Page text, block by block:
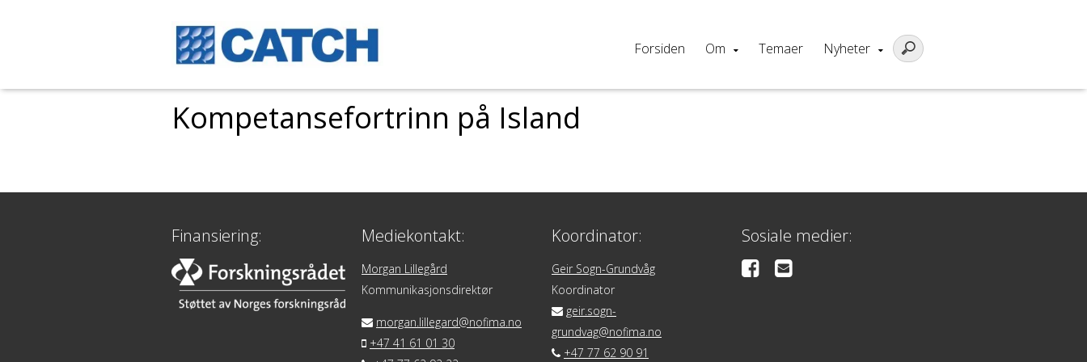
Forsiden Om Temaer Nyheter
Kompetansefortrinn på Island
Finansiering: Mediekontakt:
Morgan Lillegård
Kommunikasjonsdirektør
morgan.lillegard@nofima.no
+47 41 61 01 30
Koordinator:
Geir Sogn-Grundvåg
Koordinator
geir.sogn-
grundvag@nofima.no
+47 77 62 90 91
Sosiale medier: